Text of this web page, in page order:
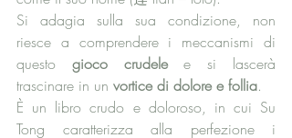
Si adagia sulla sua condizione, non
riesce a comprendere i meccanismi di
questo gioco crudele e si lascerà
trascinare in un vortice di dolore e follia.
È un libro crudo e doloroso, in cui Su
Tong caratterizza alla perfezione i